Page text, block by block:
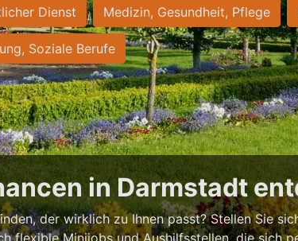
Dienst Medizin, Gesundheit, Pflege
Soziale Berufe
in Darmstadt
der wirklich zu Ihnen passt? Stellen Sie